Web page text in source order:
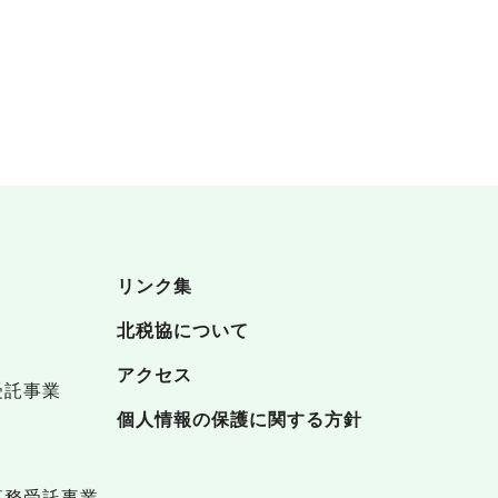
事業
リンク集
北税協について
アクセス
個人情報の保護に関する方針